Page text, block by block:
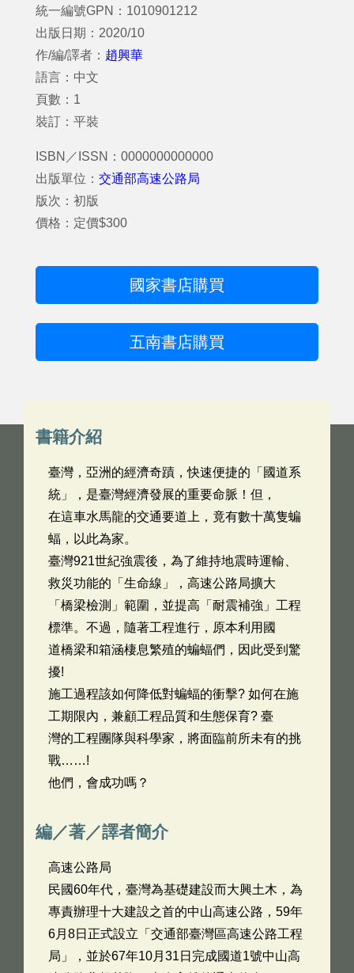
統一編號GPN：1010901212
出版日期：2020/10
作/編/譯者： 趙興華
語言：中文
頁數：1
裝訂：平裝
ISBN／ISSN：0000000000000
出版單位： 交通部高速公路局
版次：初版
價格：定價$300
國家書店購買
五南書店購買
書籍介紹
臺灣，亞洲的經濟奇蹟，快速便捷的「國道系
統」，是臺灣經濟發展的重要命脈！但，
在這車水馬龍的交通要道上，竟有數十萬隻蝙
蝠，以此為家。
臺灣921世紀強震後，為了維持地震時運輸、
救災功能的「生命線」，高速公路局擴大
「橋梁檢測」範圍，並提高「耐震補強」工程
標準。不過，隨著工程進行，原本利用國
道橋梁和箱涵棲息繁殖的蝙蝠們，因此受到驚
擾!
施工過程該如何降低對蝙蝠的衝擊? 如何在施
工期限內，兼顧工程品質和生態保育? 臺
灣的工程團隊與科學家，將面臨前所未有的挑
戰……!
他們，會成功嗎？
編／著／譯者簡介
高速公路局
民國60年代，臺灣為基礎建設而大興土木，為
專責辦理十大建設之首的中山高速公路，59年
6月8日正式設立「交通部臺灣區高速公路工程
局」，並於67年10月31日完成國道1號中山高